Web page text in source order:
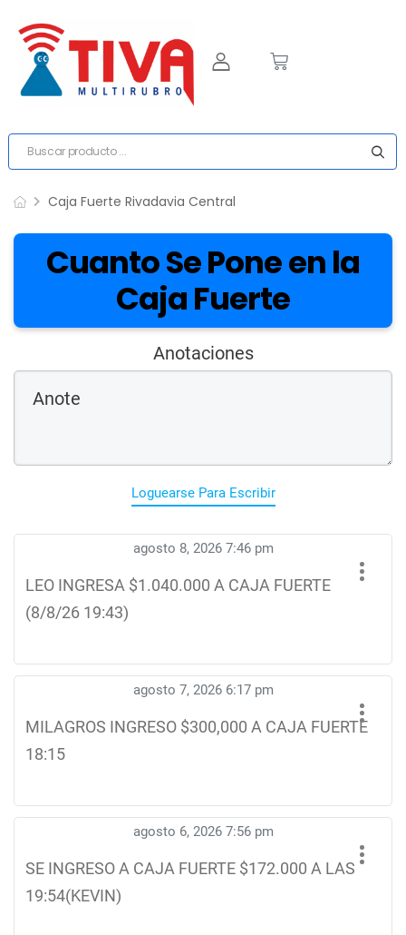
Caja Fuerte Rivadavia Central
Cuanto Se Pone en la
Caja Fuerte
Anotaciones
Loguearse Para Escribir
agosto 8, 2026 7:46 pm
LEO INGRESA $1.040.000 A CAJA FUERTE
(8/8/26 19:43)
agosto 7, 2026 6:17 pm
MILAGROS INGRESO $300,000 A CAJA FUERTE
18:15
agosto 6, 2026 7:56 pm
SE INGRESO A CAJA FUERTE $172.000 A LAS
19:54(KEVIN)